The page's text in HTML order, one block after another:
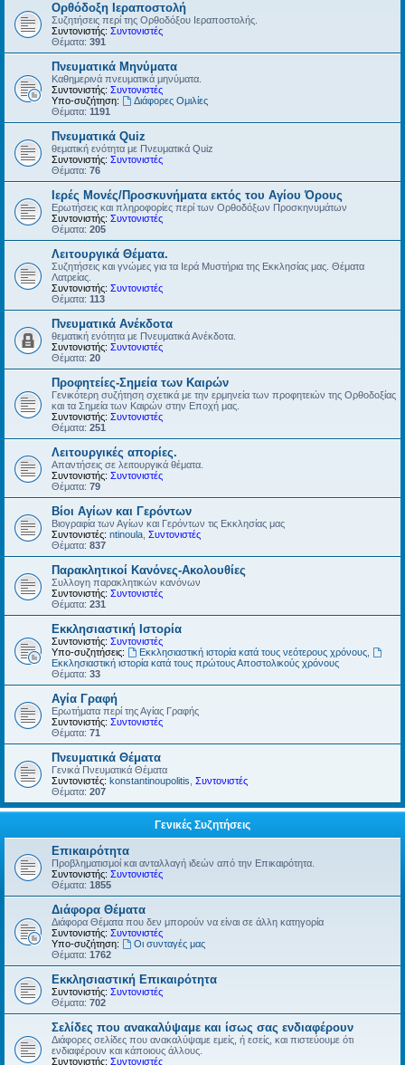
Ορθόδοξη Ιεραποστολή
Συζητήσεις περί της Ορθοδόξου Ιεραποστολής.
Συντονιστής: Συντονιστές
Θέματα: 391
Πνευματικά Μηνύματα
Καθημερινά πνευματικά μηνύματα.
Συντονιστής: Συντονιστές
Υπο-συζήτηση:
Διάφορες Ομιλίες
Θέματα: 1191
Πνευματικά Quiz
θεματική ενότητα με Πνευματικά Quiz
Συντονιστής: Συντονιστές
Θέματα: 76
Ιερές Μονές/Προσκυνήματα εκτός του Αγίου Όρους
Ερωτήσεις και πληροφορίες περί των Ορθοδόξων Προσκηνυμάτων
Συντονιστής: Συντονιστές
Θέματα: 205
Λειτουργικά Θέματα.
Συζητήσεις και γνώμες για τα Ιερά Μυστήρια της Εκκλησίας μας. Θέματα
Λατρείας.
Συντονιστής: Συντονιστές
Θέματα: 113
Πνευματικά Ανέκδοτα
θεματική ενότητα με Πνευματικά Ανέκδοτα.
Συντονιστής: Συντονιστές
Θέματα: 20
Προφητείες-Σημεία των Καιρών
Γενικότερη συζήτηση σχετικά με την ερμηνεία των προφητειών της Ορθοδοξίας
και τα Σημεία των Καιρών στην Εποχή μας.
Συντονιστής: Συντονιστές
Θέματα: 251
Λειτουργικές απορίες.
Απαντήσεις σε λειτουργικά θέματα.
Συντονιστής: Συντονιστές
Θέματα: 79
Βίοι Αγίων και Γερόντων
Βιογραφία των Αγίων και Γερόντων τις Εκκλησίας μας
Συντονιστές: ntinoula Συντονιστές
Θέματα: 837
Παρακλητικοί Κανόνες-Ακολουθίες
Συλλογη παρακλητικών κανόνων
Συντονιστής: Συντονιστές
Θέματα: 231
Εκκλησιαστική Ιστορία
Συντονιστής: Συντονιστές
Υπο-συζητήσεις:
Εκκλησιαστική ιστορία κατά τους νεότερους χρόνους,
Εκκλησιαστική ιστορία κατά τους πρώτους Αποστολικούς χρόνους
Θέματα: 33
Αγία Γραφή
Ερωτήματα περί της Αγίας Γραφής
Συντονιστής: Συντονιστές
Θέματα: 71
Πνευματικά Θέματα
Γενικά Πνευματικά Θέματα
Συντονιστές: konstantinoupolitis Συντονιστές
Θέματα: 207
Γενικές Συζητήσεις
Επικαιρότητα
Προβληματισμοί και ανταλλαγή ιδεών από την Επικαιρότητα.
Συντονιστής: Συντονιστές
Θέματα: 1855
Διάφορα Θέματα
Διάφορα Θέματα που δεν μπορούν να είναι σε άλλη κατηγορία
Συντονιστής: Συντονιστές
Υπο-συζήτηση:
Οι συνταγές μας
Θέματα: 1762
Εκκλησιαστική Επικαιρότητα
Συντονιστής: Συντονιστές
Θέματα: 702
Σελίδες που ανακαλύψαμε και ίσως σας ενδιαφέρουν
Διάφορες σελίδες που ανακαλύψαμε εμείς, ή εσείς, και πιστεύουμε ότι
ενδιαφέρουν και κάποιους άλλους.
Συντονιστής: Συντονιστές